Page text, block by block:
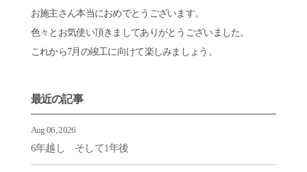
お施主さん本当におめでとうございます。
色々とお気使い頂きましてありがとうございました。
これから7月の竣工に向けて楽しみましょう。
最近の記事
Aug 06, 2026
6年越し そして1年後